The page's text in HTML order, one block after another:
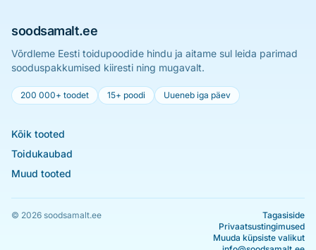
soodsamalt.ee
Võrdleme Eesti toidupoodide hindu ja aitame sul leida parimad
sooduspakkumised kiiresti ning mugavalt.
200 000+ toodet 15+ poodi Uueneb iga päev
Kõik tooted
Toidukaubad
Muud tooted
© 2026 soodsamalt.ee
Tagasiside
Privaatsustingimused
Muuda küpsiste valikut